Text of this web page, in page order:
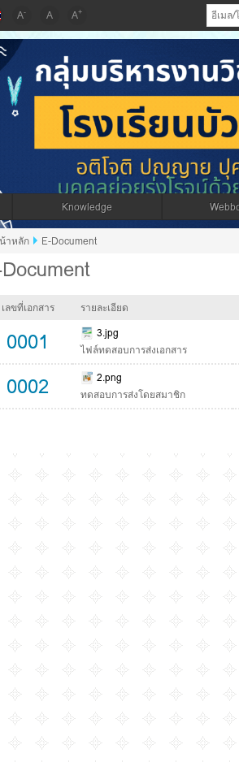
A- A A+
Knowledge
าหลัก E-Document
เลขที่เอกสาร รายละเอียด
0001
3.jpg
ไฟล์ทดสอบการส่งเอกสาร
0002
2.png
ทดสอบการส่งโดยสมาชิก